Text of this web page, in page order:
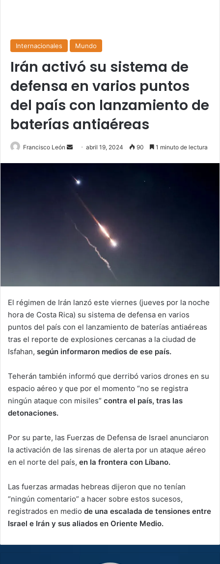
Internacionales Mundo
Irán activó su sistema de
defensa en varios puntos
del país con lanzamiento de
baterías antiaéreas
Francisco León
Sendabril 19, 2024 90 1 minuto de lectura
El régimen de Irán lanzó este viernes (jueves por la noche
hora de Costa Rica) su sistema de defensa en varios
puntos del país con el lanzamiento de baterías antiaéreas
tras el reporte de explosiones cercanas a la ciudad de
Isfahan, según informaron medios de ese país.
Teherán también informó que derribó varios drones en su
espacio aéreo y que por el momento “no se registra
ningún ataque con misiles” contra el país, tras las
detonaciones.
Por su parte, las Fuerzas de Defensa de Israel anunciaron
la activación de las sirenas de alerta por un ataque aéreo
en el norte del país, en la frontera con Líbano.
Las fuerzas armadas hebreas dijeron que no tenían
“ningún comentario” a hacer sobre estos sucesos,
registrados en medio de una escalada de tensiones entre
Israel e Irán y sus aliados en Oriente Medio.